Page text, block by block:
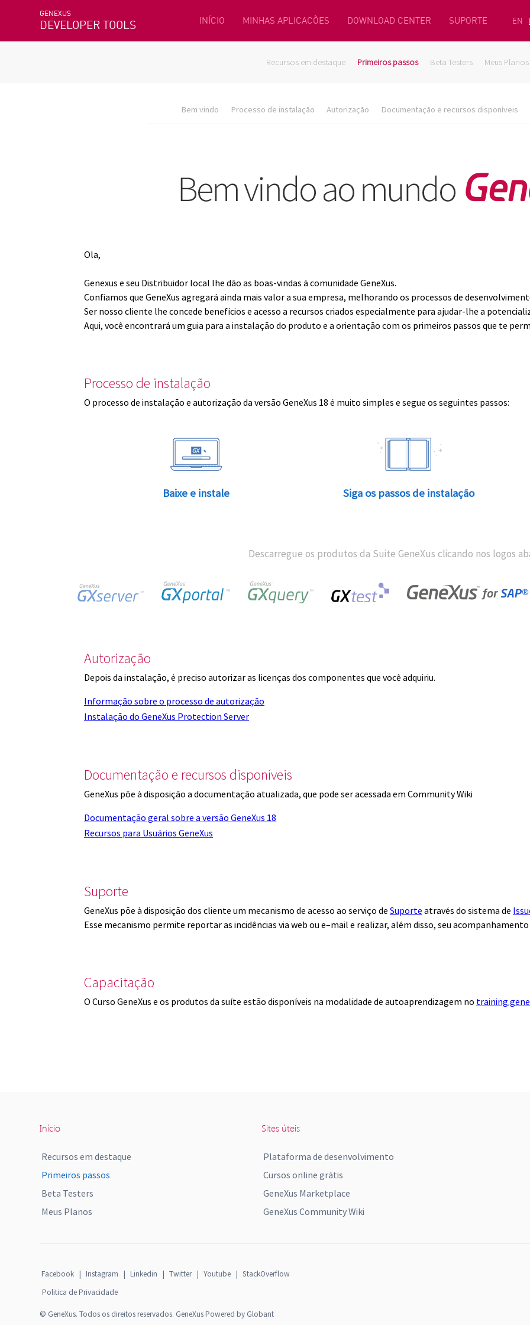
GENEXUS
DEVELOPER TOOLS INÍCIO MINHAS APLICACÕES DOWNLOAD CENTER SUPORTE EN
Recursos em destaque Primeiros passos Beta Testers Meus Planos
Bem vindo Processo de instalação Autorização Documentação e recursos disponíveis
Ola,
Genexus e seu Distribuidor local lhe dão as boas-vindas à comunidade GeneXus.
Confiamos que GeneXus agregará ainda mais valor a sua empresa, melhorando os processos de
Ser nosso cliente lhe concede benefícios e acesso a recursos criados especialmente para ajudar-lhe a
Aqui, você encontrará um guia para a instalação do produto e a orientação com os primeiros passos que te
Processo de instalação
O processo de instalação e autorização da versão GeneXus 18 é muito simples e segue os seguintes passos:
Baixe e instale Siga os passos de instalação
Descarregue os produtos da Suite GeneXus clicando nos logos
Autorização
Depois da instalação, é preciso autorizar as licenças dos componentes que você adquiriu.
Informação sobre o processo de autorização
Instalação do GeneXus Protection Server
Documentação e recursos disponíveis
GeneXus põe à disposição a documentação atualizada, que pode ser acessada em Community Wiki
Documentação geral sobre a versão GeneXus 18
Recursos para Usuários GeneXus
Suporte
GeneXus põe à disposição dos cliente um mecanismo de acesso ao serviço de Suporte através do sistema de
Esse mecanismo permite reportar as incidências via web ou e–mail e realizar, além disso, seu
Capacitação
O Curso GeneXus e os produtos da suíte estão disponíveis na modalidade de autoaprendizagem no
Início
Recursos em destaque
Primeiros passos
Beta Testers
Meus Planos
Sites úteis
Plataforma de desenvolvimento
Cursos online grátis
GeneXus Marketplace
GeneXus Community Wiki
Facebook | Instagram | Linkedin | Twitter | Youtube | StackOverflow
Politica de Privacidade
© GeneXus. Todos os direitos reservados. GeneXus Powered by Globant